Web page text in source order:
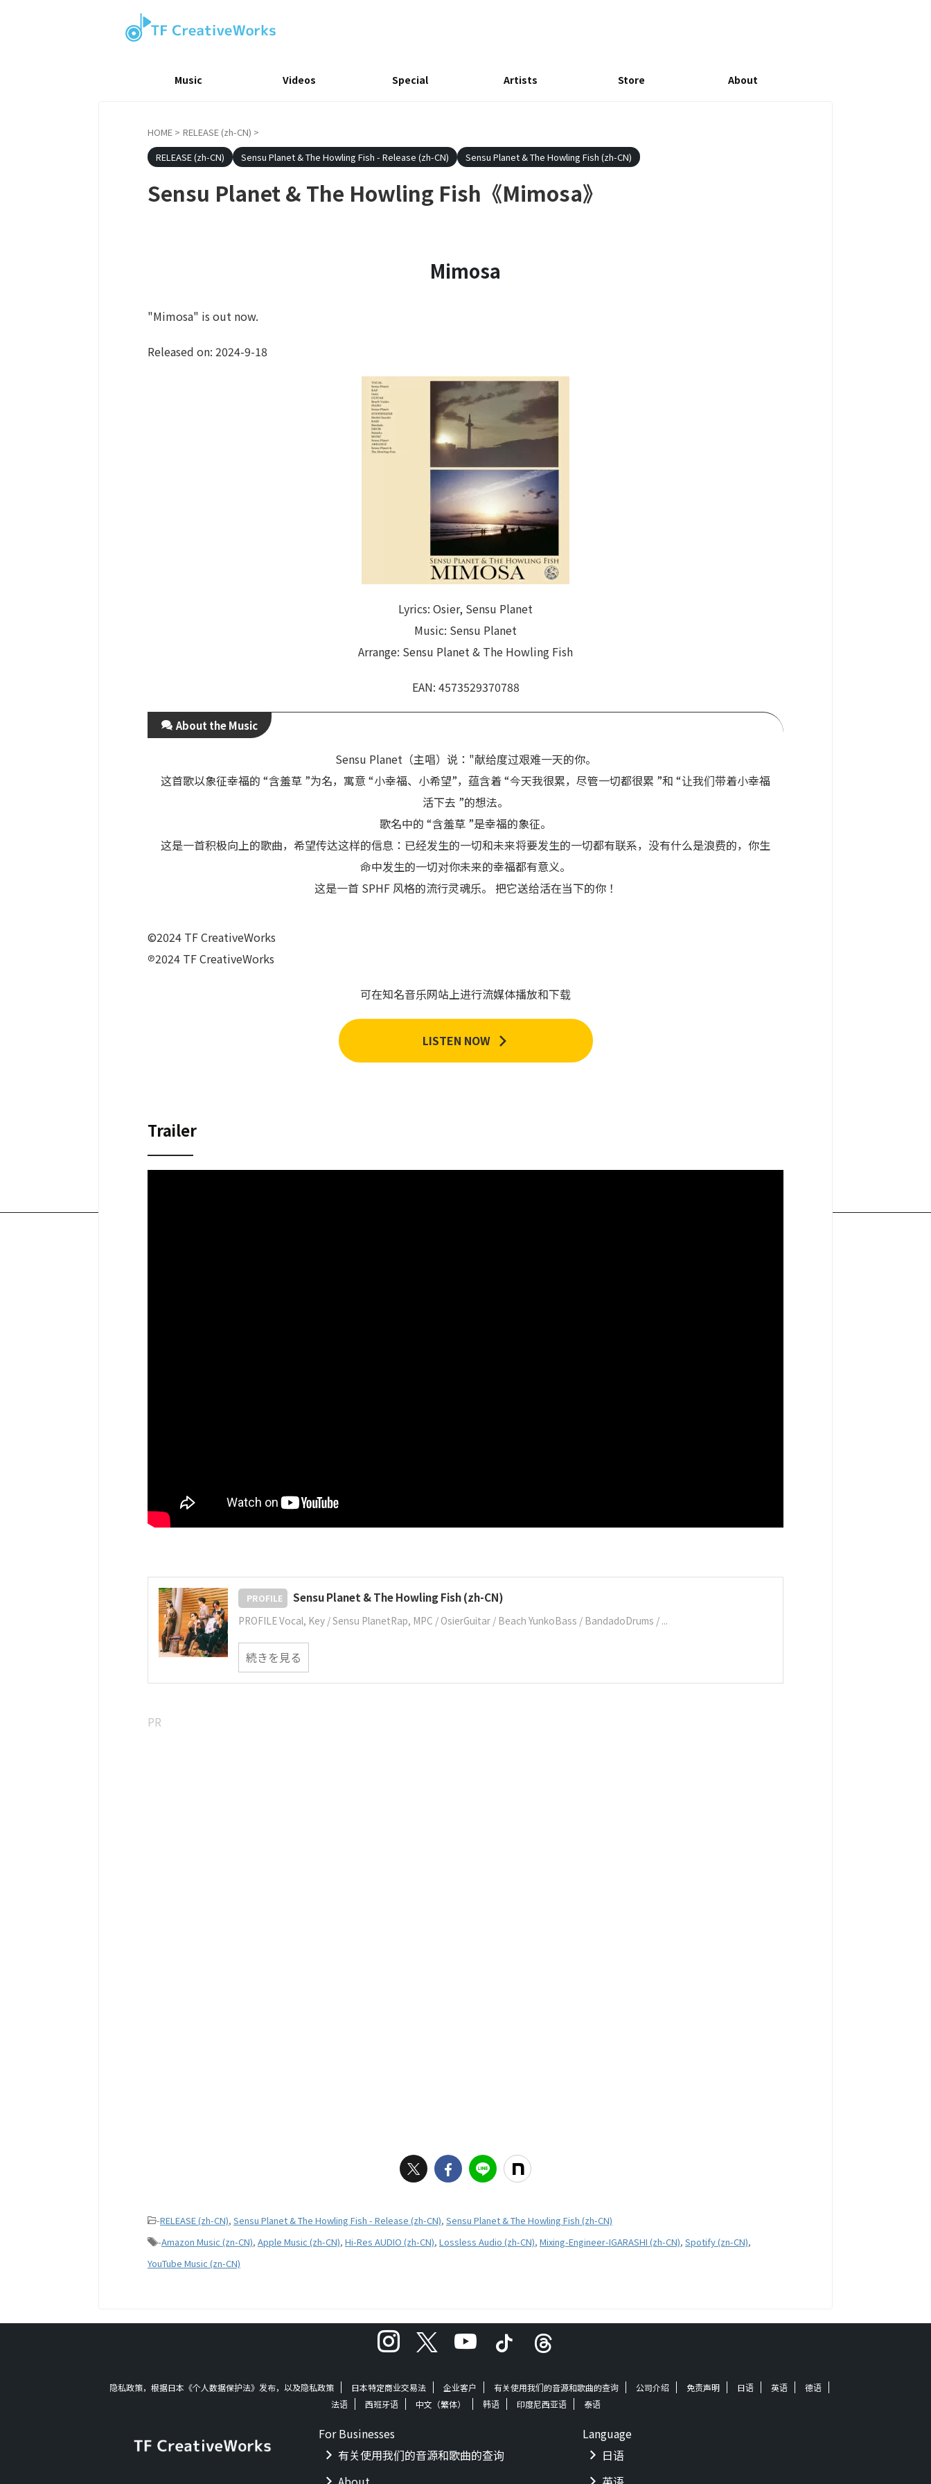
Music Videos Special Artists Store About
HOME > RELEASE (zh-CN) >
RELEASE (zh-CN)
Sensu Planet & The Howling Fish - Release (zh-CN) Sensu Planet & The Howling Fish (zh-CN)
Sensu Planet & The Howling Fish《Mimosa》
Mimosa
"Mimosa" is out now.
Released on: 2024-9-18
Lyrics: Osier, Sensu Planet
Music: Sensu Planet
Arrange: Sensu Planet & The Howling Fish
EAN: 4573529370788
About the Music
Sensu Planet（主唱）说："献给度过艰难一天的你。
这首歌以象征幸福的 “含羞草 ”为名，寓意 “小幸福、小希望”，蕴含着 “今天我很累，尽管一切都很累 ”和 “让我们带着小幸福
活下去 ”的想法。
歌名中的 “含羞草 ”是幸福的象征。
这是一首积极向上的歌曲，希望传达这样的信息：已经发生的一切和未来将要发生的一切都有联系，没有什么是浪费的，你生
命中发生的一切对你未来的幸福都有意义。
这是一首 SPHF 风格的流行灵魂乐。 把它送给活在当下的你！
©2024 TF CreativeWorks
℗2024 TF CreativeWorks
可在知名音乐网站上进行流媒体播放和下载
LISTEN NOW
Trailer
PROFILE Sensu Planet & The Howling Fish (zh-CN)
PROFILE Vocal, Key / Sensu PlanetRap, MPC / OsierGuitar / Beach YunkoBass / BandadoDrums / ...
続きを見る
PR
-RELEASE (zh-CN), Sensu Planet & The Howling Fish - Release (zh-CN), Sensu Planet & The Howling Fish (zh-CN)
-Amazon Music (zn-CN), Apple Music (zh-CN), Hi-Res AUDIO (zh-CN), Lossless Audio (zh-CN), Mixing-Engineer-IGARASHI (zh-CN), Spotify (zn-CN),
YouTube Music (zn-CN)
隐私政策，根据日本《个人数据保护法》发布，以及隐私政策 日本特定商业交易法 企业客户 有关使用我们的音源和歌曲的查询 公司介绍 免责声明 日语 英语
德语
法语
西班牙语 中文（繁体） 韩语 印度尼西亚语 泰语
For Businesses
有关使用我们的音源和歌曲的查询
Language
日语